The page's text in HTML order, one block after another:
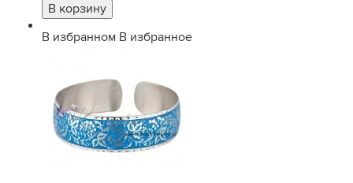
В избранном В избранное